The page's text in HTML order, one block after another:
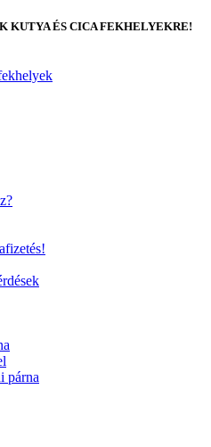
KUTYA ÉS CICA FEKHELYEKRE!
párna